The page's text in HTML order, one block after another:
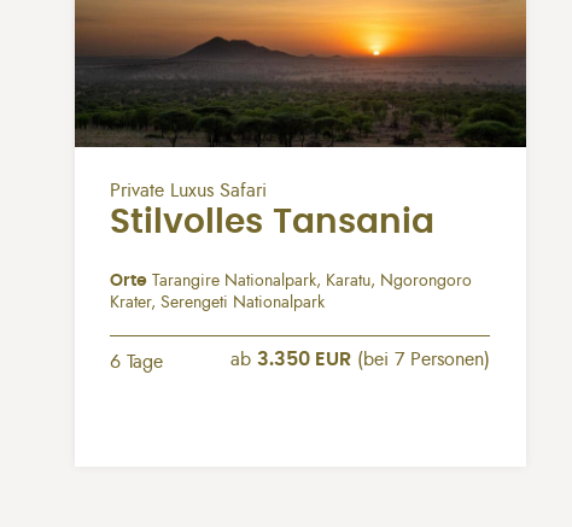
Private Luxus Safari
Stilvolles Tansania
OrteTarangire Nationalpark, Karatu, Ngorongoro
Krater, Serengeti Nationalpark
6 Tage ab 3.350 EUR(bei 7 Personen)